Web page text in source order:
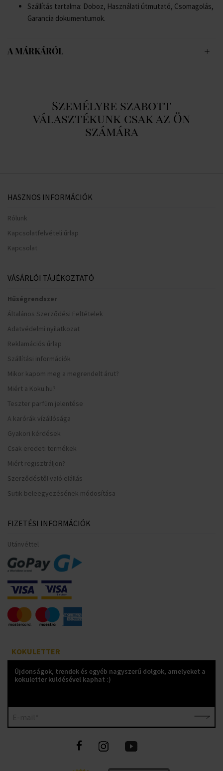
Szállítás tartalma: Doboz, Használati útmutató, Csomagolás,
Garancia dokumentumok.
A MÁRKÁRÓL
Személyre szabott
választékunk csak az Ön
számára
HASZNOS INFORMÁCIÓK
Rólunk
Kapcsolatfelvételi űrlap
Kapcsolat
VÁSÁRLÓI TÁJÉKOZTATÓ
Hűségrendszer
Általános Szerződési Feltételek
Adatvédelmi nyilatkozat
Reklamációs űrlap
Szállítási információk
Mikor kapom meg a megrendelt árut?
Miért a Koku.hu?
Teszter parfüm jelentése
A karórák vízállósága
Gyakori kérdések
Csak eredeti termékek
Miért regisztráljon?
Szerződéstől való elállás
Sütik beleegyezésének módosítása
FIZETÉSI INFORMÁCIÓK
Utánvéttel
KOKULETTER
Újdonságok, trendek és egyéb nagyszerű dolgok, amelyeket a
kokuletter küldésével kaphat :)